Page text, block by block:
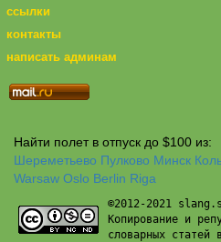
ссылки
контакты
написать админам
Найти полет в отпуск до $100 из:
Шереметьево Пулково Минск
Warsaw Oslo Berlin Riga
©2012-2021
Копирование и
словарных статей в